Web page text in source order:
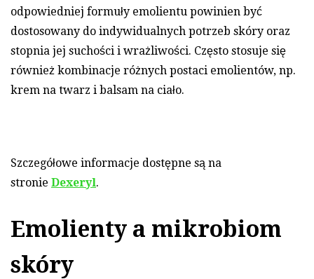
odpowiedniej formuły emolientu powinien być
dostosowany do indywidualnych potrzeb skóry oraz
stopnia jej suchości i wrażliwości. Często stosuje się
również kombinacje różnych postaci emolientów, np.
krem na twarz i balsam na ciało.
Szczegółowe informacje dostępne są na
stronie Dexeryl.
Emolienty a mikrobiom
skóry